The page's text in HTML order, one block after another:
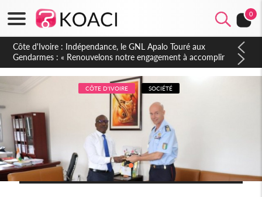
0
Sierra Leone : Un projet de réforme constitutionnelle en
gestation, points clés des amendements, un exclu d'avance
CÔTE D'IVOIRE SOCIÉTÉ